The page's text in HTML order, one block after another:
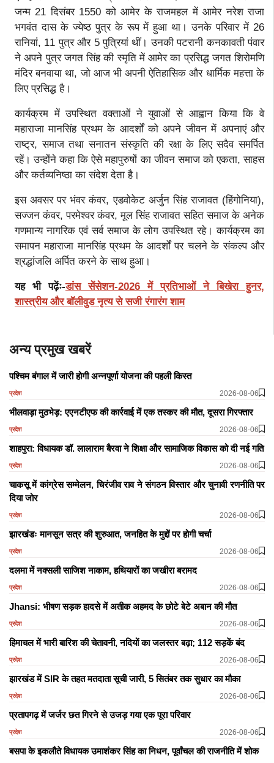
जन्म 21 दिसंबर 1550 को आमेर के राजमहल में आमेर नरेश राजा
भगवंत दास के ज्येष्ठ पुत्र के रूप में हुआ था। उनके परिवार में 26
रानियां, 11 पुत्र और 5 पुत्रियां थीं। उनकी पटरानी कनकावती पंवार
ने अपने पुत्र जगत सिंह की स्मृति में आमेर का प्रसिद्ध जगत शिरोमणि
मंदिर बनवाया था, जो आज भी अपनी ऐतिहासिक और धार्मिक महत्ता के
लिए प्रसिद्ध है।
कार्यक्रम में उपस्थित वक्ताओं ने युवाओं से आह्वान किया कि वे
महाराजा मानसिंह प्रथम के आदर्शों को अपने जीवन में अपनाएं और
राष्ट्र, समाज तथा सनातन संस्कृति की रक्षा के लिए सदैव समर्पित
रहें। उन्होंने कहा कि ऐसे महापुरुषों का जीवन समाज को एकता, साहस
और कर्तव्यनिष्ठा का संदेश देता है।
इस अवसर पर भंवर कंवर, एडवोकेट अर्जुन सिंह राजावत (हिंगोनिया),
सज्जन कंवर, परमेश्वर कंवर, मूल सिंह राजावत सहित समाज के अनेक
गणमान्य नागरिक एवं सर्व समाज के लोग उपस्थित रहे। कार्यक्रम का
समापन महाराजा मानसिंह प्रथम के आदर्शों पर चलने के संकल्प और
श्रद्धांजलि अर्पित करने के साथ हुआ।
यह भी पढ़ेंः-डांस सेंसेशन-2026 में प्रतिभाओं ने बिखेरा हुनर,
शास्त्रीय और बॉलीवुड नृत्य से सजी रंगारंग शाम
अन्य प्रमुख खबरें
पश्चिम बंगाल में जारी होगी अन्नपूर्णा योजना की पहली किस्त
प्रदेश 2026-08-06
भीलवाड़ा मुठभेड़: एएनटीएफ की कार्रवाई में एक तस्कर की मौत, दूसरा गिरफ्तार
प्रदेश 2026-08-06
शाहपुरा: विधायक डॉ. लालाराम बैरवा ने शिक्षा और सामाजिक विकास को दी नई गति
प्रदेश 2026-08-06
चाकसू में कांग्रेस सम्मेलन, चिरंजीव राव ने संगठन विस्तार और चुनावी रणनीति पर
दिया जोर
प्रदेश 2026-08-06
झारखंडः मानसून सत्र की शुरुआत, जनहित के मुद्दों पर होगी चर्चा
प्रदेश 2026-08-06
दलमा में नक्सली साजिश नाकाम, हथियारों का जखीरा बरामद
प्रदेश 2026-08-06
Jhansi: भीषण सड़क हादसे में अतीक अहमद के छोटे बेटे अबान की मौत
प्रदेश 2026-08-06
हिमाचल में भारी बारिश की चेतावनी, नदियों का जलस्तर बढ़ा; 112 सड़कें बंद
प्रदेश 2026-08-06
झारखंड में SIR के तहत मतदाता सूची जारी, 5 सितंबर तक सुधार का मौका
प्रदेश 2026-08-06
प्रतापगढ़ में जर्जर छत गिरने से उजड़ गया एक पूरा परिवार
प्रदेश 2026-08-06
बसपा के इकलौते विधायक उमाशंकर सिंह का निधन, पूर्वांचल की राजनीति में शोक